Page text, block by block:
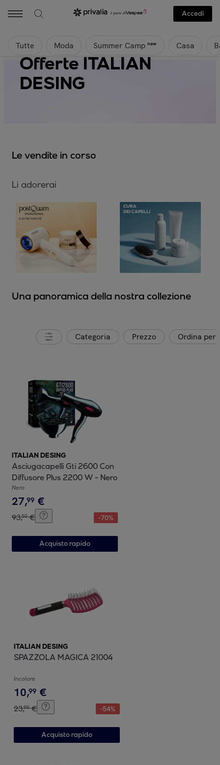
Accedi
Tutte Moda Summer Camp new Casa
Offerte ITALIAN
DESING
Le vendite in corso
Li adorerai
Una panoramica della nostra collezione
Categoria Prezzo Ordina per
ITALIAN DESING
Asciugacapelli Gti 2600 Con
Diffusore Plus 2200 W - Nero
Nero
27,99 €
93,50 € -70%
Acquisto rapido
ITALIAN DESING
SPAZZOLA MAGICA 21004
Incolore
10,99 €
23,90 € -54%
Acquisto rapido